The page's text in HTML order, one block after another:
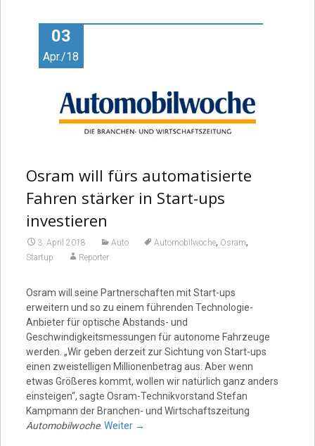
03
Apr./18
Osram will fürs automatisierte
Fahren stärker in Start-ups
investieren
3. April 2018 Auto Automobilwoche, Osram,
Startup Reporter
Osram will seine Partnerschaften mit Start-ups
erweitern und so zu einem führenden Technologie-
Anbieter für optische Abstands- und
Geschwindigkeitsmessungen für autonome Fahrzeuge
werden. „Wir geben derzeit zur Sichtung von Start-ups
einen zweistelligen Millionenbetrag aus. Aber wenn
etwas Größeres kommt, wollen wir natürlich ganz anders
einsteigen“, sagte Osram-Technikvorstand Stefan
Kampmann der Branchen- und Wirtschaftszeitung
Automobilwoche. Weiter →